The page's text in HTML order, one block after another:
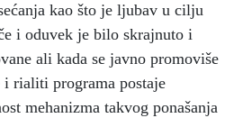
kao što je ljubav u cilju
i oduvek je bilo skrajnuto i
ali kada se javno promoviše
i rialiti programa postaje
mehanizma takvog ponašanja